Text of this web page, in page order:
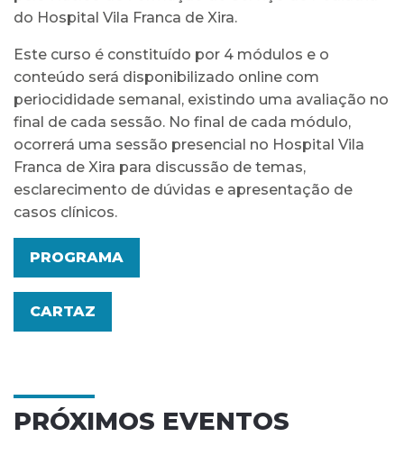
do Hospital Vila Franca de Xira.
Este curso é constituído por 4 módulos e o
conteúdo será disponibilizado online com
periocididade semanal, existindo uma avaliação no
final de cada sessão. No final de cada módulo,
ocorrerá uma sessão presencial no Hospital Vila
Franca de Xira para discussão de temas,
esclarecimento de dúvidas e apresentação de
casos clínicos.
PROGRAMA
CARTAZ
PRÓXIMOS EVENTOS